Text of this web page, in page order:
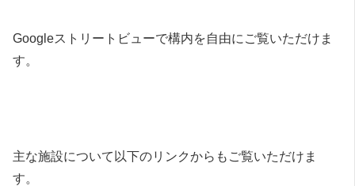
Googleストリートビューで構内を自由にご覧いただけま
す。
主な施設について以下のリンクからもご覧いただけま
す。